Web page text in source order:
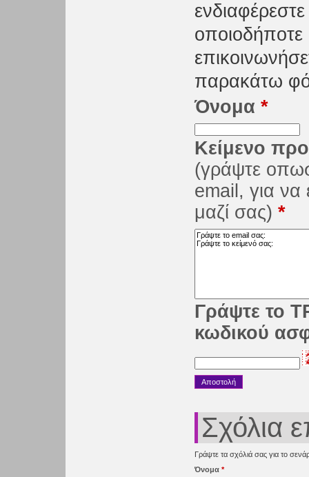
παρακάτω
Όνομα *
Κείμενο
(γράψτε
email, για να
μαζί σας) *
Γράψτε το
κωδικού
Σχόλια
Γράψτε τα σχόλιά σας για το
Όνομα *